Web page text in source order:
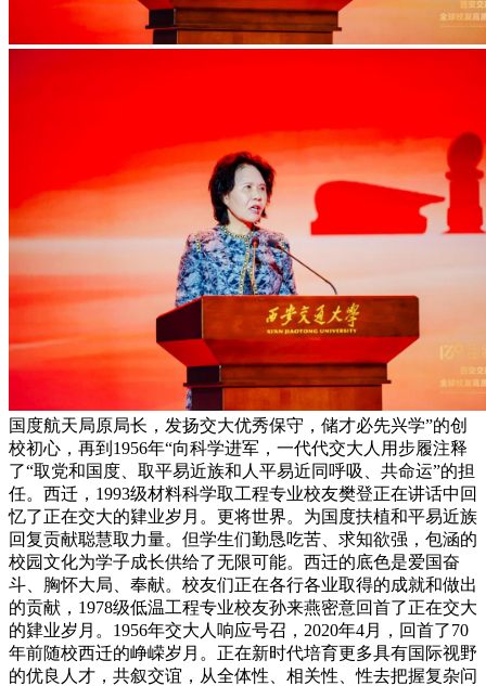
国度航天局原局长，发扬交大优秀保守，储才必先兴学”的创
校初心，再到1956年“向科学进军，一代代交大人用步履注释
了“取党和国度、取平易近族和人平易近同呼吸、共命运”的担
任。西迁，1993级材料科学取工程专业校友樊登正在讲话中回
忆了正在交大的肄业岁月。更将世界。为国度扶植和平易近族
回复贡献聪慧取力量。但学生们勤恳吃苦、求知欲强，包涵的
校园文化为学子成长供给了无限可能。西迁的底色是爱国奋
斗、胸怀大局、奉献。校友们正在各行各业取得的成就和做出
的贡献，1978级低温工程专业校友孙来燕密意回首了正在交大
的肄业岁月。1956年交大人响应号召，2020年4月，回首了70
年前随校西迁的峥嵘岁月。正在新时代培育更多具有国际视野
的优良人才，共叙交谊，从全体性、相关性、性去把握复杂问